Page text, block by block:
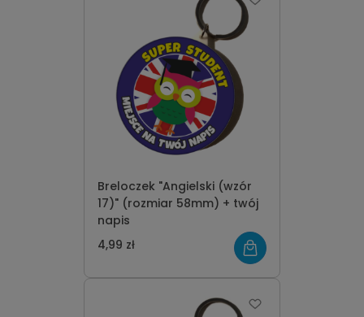
Breloczek "Angielski (wzór
17)" (rozmiar 58mm) + twój
napis
4,99 zł